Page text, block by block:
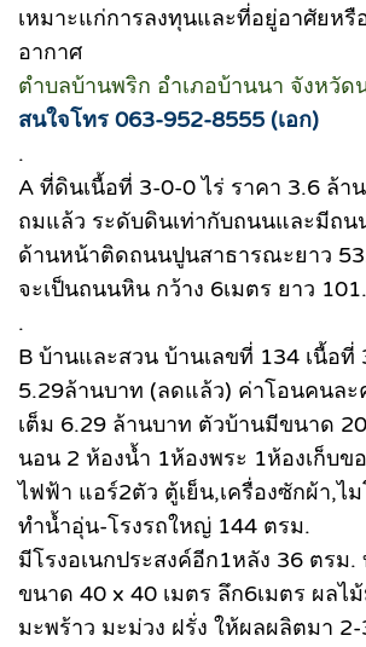
เหมาะแก่การลงทุนและที่อยู่อาศัยหรื
อากาศ
ตำบลบ้านพริก อำเภอบ้านนา จังหวัด
สนใจโทร 063-952-8555 (เอก)
.
A ที่ดินเนื้อที่ 3-0-0 ไร่ ราคา 3.6 ล้า
ถมแล้ว ระดับดินเท่ากับถนนและมีถน
ด้านหน้าติดถนนปูนสาธารณะยาว
จะเป็นถนนหิน กว้าง 6เมตร ยาว
.
B บ้านและสวน บ้านเลขที่ 134 เนื้อที่
5.29ล้านบาท (ลดแล้ว) ค่าโอนคนละ
เต็ม 6.29 ล้านบาท ตัวบ้านมีขนาด
นอน 2 ห้องน้ำ 1ห้องพระ 1ห้องเก็บข
ไฟฟ้า แอร์2ตัว ตู้เย็น,เครื่องซักผ้า,ไม
ทำน้ำอุ่น-โรงรถใหญ่ 144 ตรม.
มีโรงอเนกประสงค์อีก1หลัง 36 ตรม
ขนาด 40 x 40 เมตร ลึก6เมตร ผลไ
มะพร้าว มะม่วง ฝรั่ง ให้ผลผลิตมา